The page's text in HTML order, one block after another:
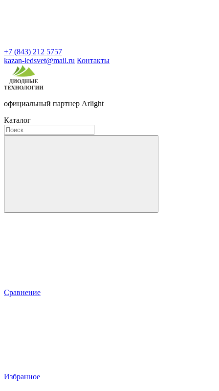
+7 (843) 212 5757
kazan-ledsvet@mail.ru Контакты
официальный партнер Arlight
Каталог
Сравнение
Избранное